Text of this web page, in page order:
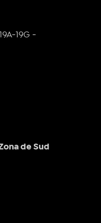
19G -
de Sud